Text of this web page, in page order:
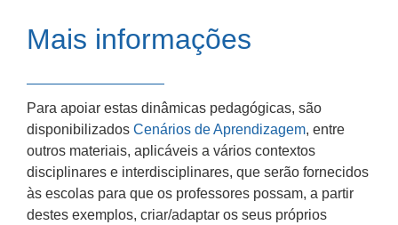
Mais informações
Para apoiar estas dinâmicas pedagógicas, são
disponibilizados Cenários de Aprendizagem, entre
outros materiais, aplicáveis a vários contextos
disciplinares e interdisciplinares, que serão fornecidos
às escolas para que os professores possam, a partir
destes exemplos, criar/adaptar os seus próprios